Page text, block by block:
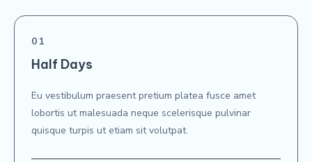
01
Half Days
Eu vestibulum praesent pretium platea fusce amet
lobortis ut malesuada neque scelerisque pulvinar
quisque turpis ut etiam sit volutpat.​